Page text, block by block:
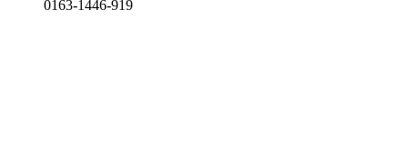
0163-1446-919